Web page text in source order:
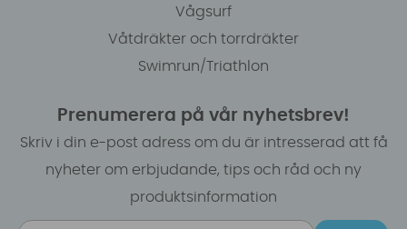
Vågsurf
Våtdräkter och torrdräkter
Swimrun/Triathlon
Prenumerera på vår nyhetsbrev!
Skriv i din e-post adress om du är intresserad att få
nyheter om erbjudande, tips och råd och ny
produktsinformation